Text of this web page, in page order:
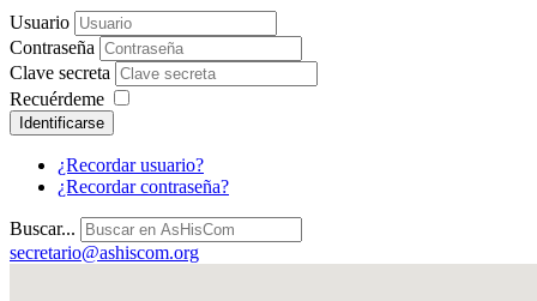
Usuario
Contraseña
Clave secreta
Recuérdeme
Identificarse
¿Recordar usuario?
¿Recordar contraseña?
Buscar...
secretario@ashiscom.org